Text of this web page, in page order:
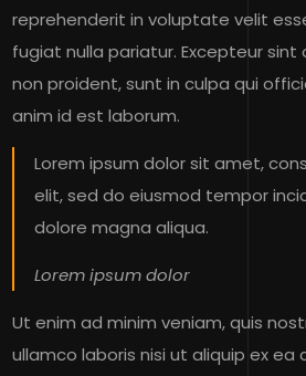
reprehenderit in voluptate velit
fugiat nulla pariatur. Excepteur
non proident, sunt in culpa qui
anim id est laborum.
Lorem ipsum dolor sit amet,
elit, sed do eiusmod tempor
dolore magna aliqua.
Lorem ipsum dolor
Ut enim ad minim veniam, quis
ullamco laboris nisi ut aliquip ex ea